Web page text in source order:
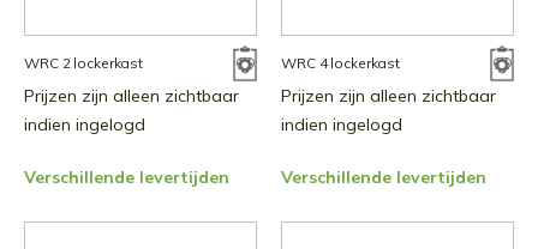
WRC 2 lockerkast
Prijzen zijn alleen zichtbaar
indien ingelogd
Verschillende levertijden
WRC 4 lockerkast
Prijzen zijn alleen zichtbaar
indien ingelogd
Verschillende levertijden